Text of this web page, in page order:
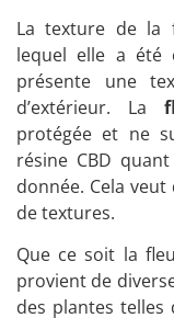
La texture de la
lequel elle a été
présente une
d’extérieur. La
protégée et ne
résine CBD
donnée. Cela
de textures.
Que ce soit la
provient de
des plantes telles